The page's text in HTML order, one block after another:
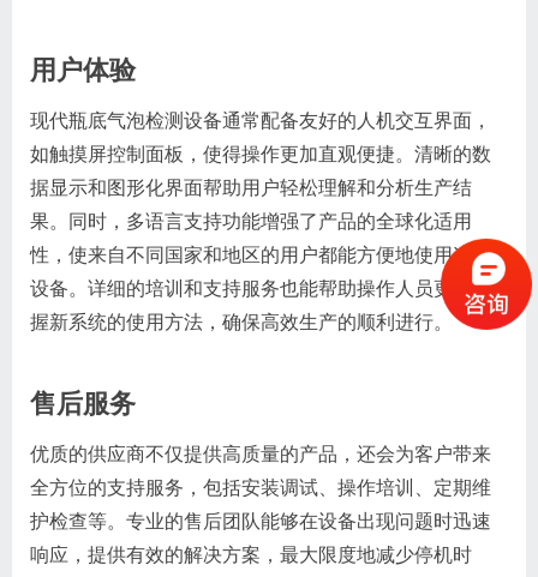
用户体验
现代瓶底气泡检测设备通常配备友好的人机交互界面，
如触摸屏控制面板，使得操作更加直观便捷。清晰的数
据显示和图形化界面帮助用户轻松理解和分析生产结
果。同时，多语言支持功能增强了产品的全球化适用
性，使来自不同国家和地区的用户都能方便地使用这些
设备。详细的培训和支持服务也能帮助操作人员更快掌
握新系统的使用方法，确保高效生产的顺利进行。
售后服务
优质的供应商不仅提供高质量的产品，还会为客户带来
全方位的支持服务，包括安装调试、操作培训、定期维
护检查等。专业的售后团队能够在设备出现问题时迅速
响应，提供有效的解决方案，最大限度地减少停机时